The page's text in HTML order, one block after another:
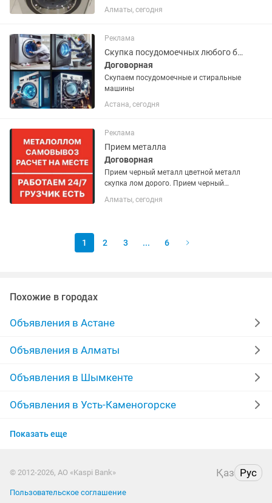
Отправьте фотографию стиралок
Выезд по городу и по области!!!
Алматы, сегодня
Реклама
Скупка посудомоечных любого бренда и стиральных машин
Договорная
Скупаем посудомоечные и стиральные
машины
Астана, сегодня
Реклама
Прием металла
Договорная
Прием черный металл цветной металл
скупка лом дорого. Прием черный
дорого. ПРИНИМАЕМ ЧЕРНЫЙ И
аккумуляторы,...
Алматы, сегодня
1 2 3 ... 6
Похожие в городах
Объявления в Астане
Объявления в Алматы
Объявления в Шымкенте
Объявления в Усть-Каменогорске
Объявления в Таразе
Показать еще
© 2012-2026, АО «Kaspi Bank» Қаз Рус
Пользовательское соглашение